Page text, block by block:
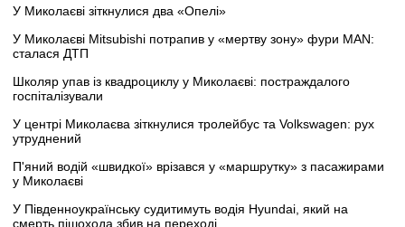
У Миколаєві зіткнулися два «Опелі»
У Миколаєві Mitsubishi потрапив у «мертву зону» фури MAN:
сталася ДТП
Школяр упав із квадроциклу у Миколаєві: постраждалого
госпіталізували
У центрі Миколаєва зіткнулися тролейбус та Volkswagen: рух
утруднений
П'яний водій «швидкої» врізався у «маршрутку» з пасажирами
у Миколаєві
У Південноукраїнську судитимуть водія Hyundai, який на
смерть пішохода збив на переході